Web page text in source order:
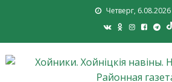
Четверг, 6.08.2026